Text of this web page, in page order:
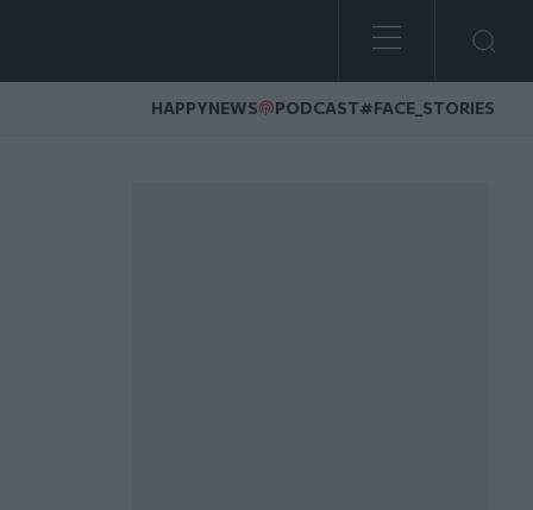
HAPPYNEWS PODCAST#FACE_STORIES